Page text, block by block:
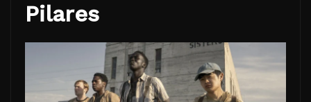
Pilares